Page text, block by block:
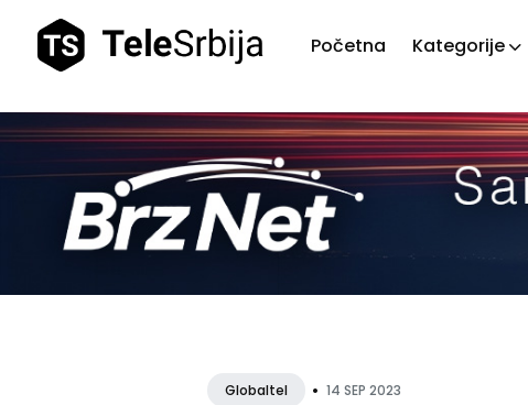
Početna Kategorije
tekstove
Globaltel • 14 SEP 2023